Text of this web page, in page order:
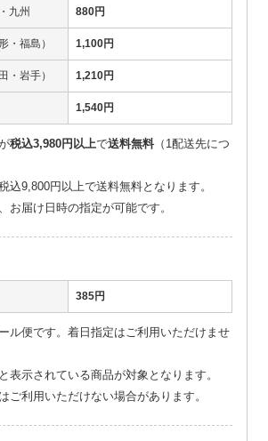
九州 880円
・福島） 1,100円
・岩手） 1,210円
1,540円
税込3,980円以上で送料無料（1配送先につ
込9,800円以上で送料無料となります。
お届け日時の指定が可能です。
385円
ル便です。着日指定はご利用いただけませ
表示されている商品が対象となります。
ご利用いただけない場合があります。